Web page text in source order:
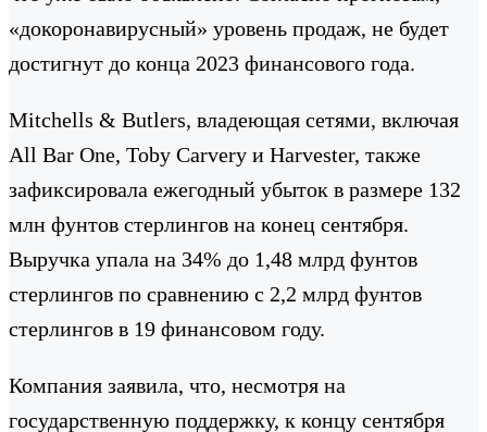
«докоронавирусный» уровень продаж, не будет
достигнут до конца 2023 финансового года.
Mitchells & Butlers, владеющая сетями, включая
All Bar One, Toby Carvery и Harvester, также
зафиксировала ежегодный убыток в размере 132
млн фунтов стерлингов на конец сентября.
Выручка упала на 34% до 1,48 млрд фунтов
стерлингов по сравнению с 2,2 млрд фунтов
стерлингов в 19 финансовом году.
Компания заявила, что, несмотря на
государственную поддержку, к концу сентября